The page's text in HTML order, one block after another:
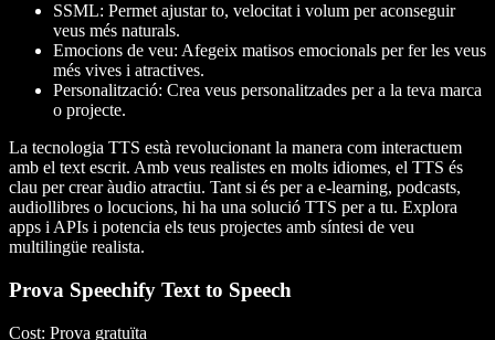
SSML: Permet ajustar to, velocitat i volum per aconseguir
veus més naturals.
Emocions de veu: Afegeix matisos emocionals per fer les veus
més vives i atractives.
Personalització: Crea veus personalitzades per a la teva marca
o projecte.
La tecnologia TTS està revolucionant la manera com interactuem
amb el text escrit. Amb veus realistes en molts idiomes, el TTS és
clau per crear àudio atractiu. Tant si és per a e-learning, podcasts,
audiollibres o locucions, hi ha una solució TTS per a tu. Explora
apps i APIs i potencia els teus projectes amb síntesi de veu
multilingüe realista.
Prova Speechify Text to Speech
Cost: Prova gratuïta